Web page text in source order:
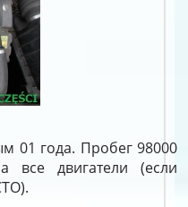
01 года. Пробег 98000
все двигатели (если